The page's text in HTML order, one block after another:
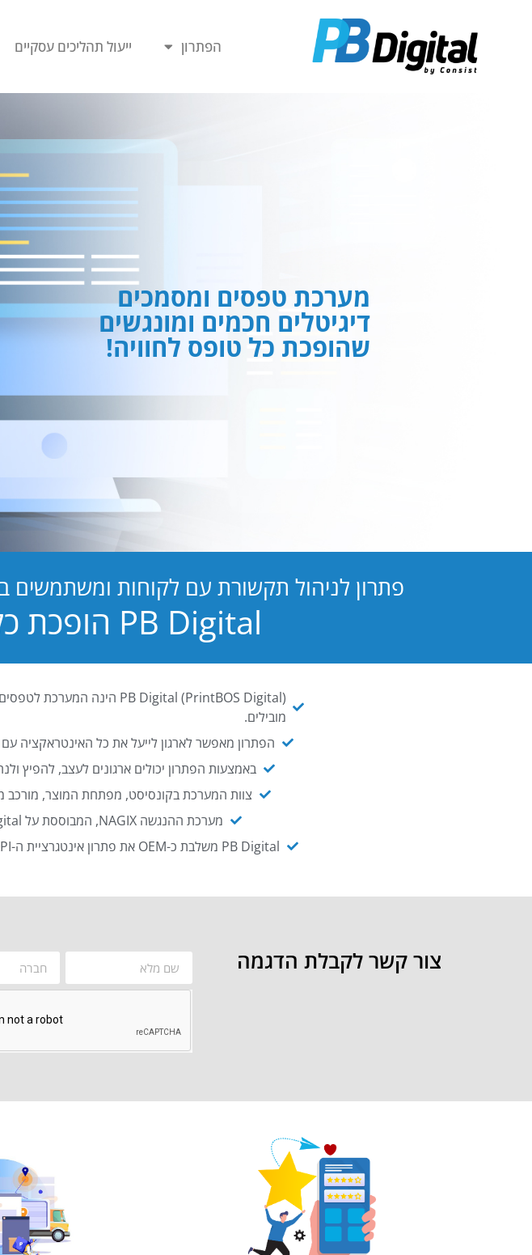
הפתרון ייעול תהליכים עסקיים
מערכת טפסים ומסמכים
דיגיטלים חכמים ומונגשים
שהופכת כל טופס לחוויה!
פתרון לניהול תקשורת עם לקוחות ומשתמשים
PB Digital הופכת כל מסמך וטופס, לחוויה!
מובילים.
הפתרון מאפשר לארגון לייעל את כל האינטראקציה
באמצעות הפתרון יכולים ארגונים לעצב, להפיץ
צוות המערכת בקונסיסט, מפתחת המוצר, מורכב
מערכת ההנגשה NAGIX, המבוססת על PB Digital, מאפשרת להנגיש מסמכים ארגוניים באופן אוטומטי ויעיל.
PB Digital משלבת כ-OEM את פתרון אינטגרציית ה-API של חברת WSO2 - המאפשר לחבר בקלות בין מערכות ארגוניות
צור קשר לקבלת הדגמה